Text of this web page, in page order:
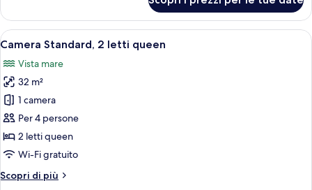
parziale
Deluxe,
letti
vista
oceano
parziale
Apri
tutte
le
foto
per
Camera
Standard,
2
queen
Camera d'albergo con due letti,
6
Camera Standard, 2 letti queen
Vista mare
32 m²
1 camera
Per 4 persone
2 letti queen
Wi-Fi gratuito
Scopri di più
Altri